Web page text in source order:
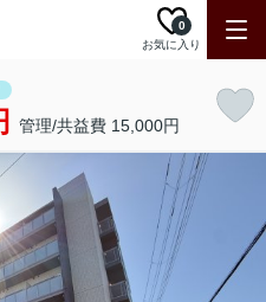
お気に入り
0
管理/共益費 15,000円